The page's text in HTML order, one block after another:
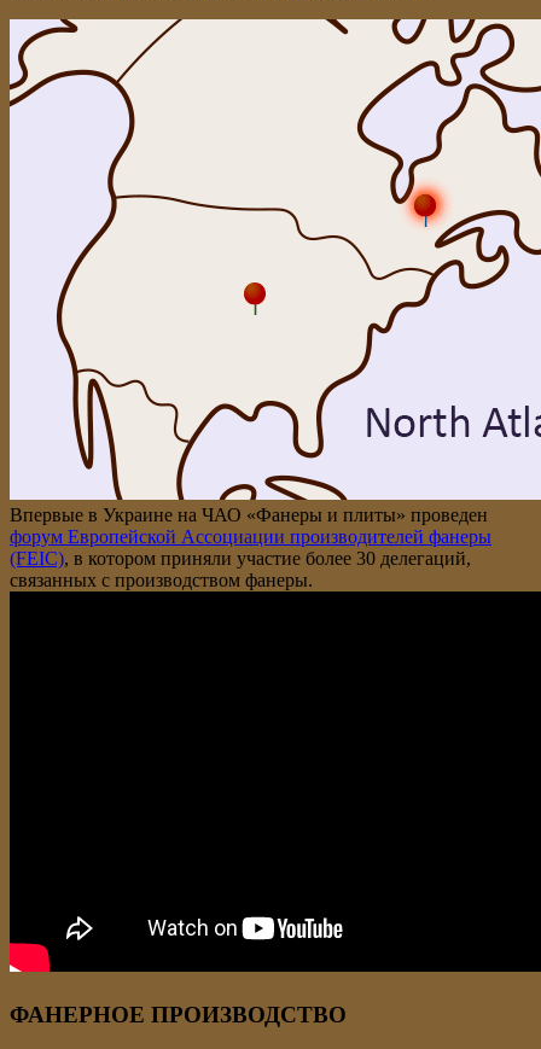
Впервые в Украине на ЧАО «Фанеры и плиты» проведен
форум Европейской Ассоциации производителей фанеры
(FEIC), в котором приняли участие более 30 делегаций,
связанных с производством фанеры.
ФАНЕРНОЕ ПРОИЗВОДСТВО